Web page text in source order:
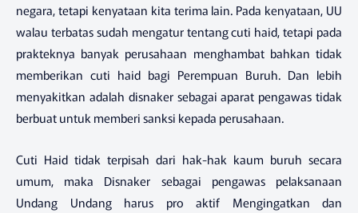
negara, tetapi kenyataan kita terima lain. Pada kenyataan, UU
walau terbatas sudah mengatur tentang cuti haid, tetapi pada
prakteknya banyak perusahaan menghambat bahkan tidak
memberikan cuti haid bagi Perempuan Buruh. Dan lebih
menyakitkan adalah disnaker sebagai aparat pengawas tidak
berbuat untuk memberi sanksi kepada perusahaan.
Cuti Haid tidak terpisah dari hak-hak kaum buruh secara
umum, maka Disnaker sebagai pengawas pelaksanaan
Undang Undang harus pro aktif Mengingatkan dan